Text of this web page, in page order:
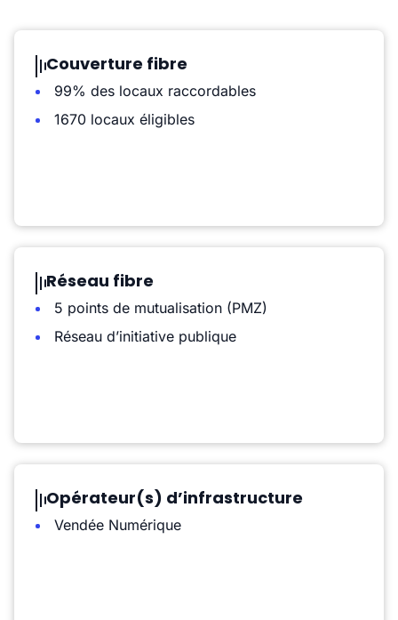
Couverture fibre
99% des locaux raccordables
1670 locaux éligibles
Réseau fibre
5 points de mutualisation (PMZ)
Réseau d’initiative publique
Opérateur(s) d’infrastructure
Vendée Numérique